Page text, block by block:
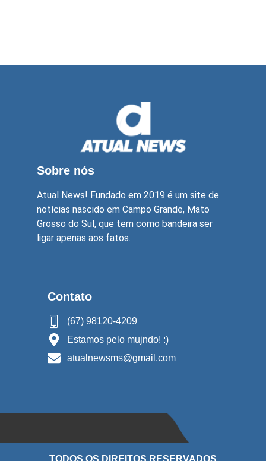
Sobre nós
Atual News! Fundado em 2019 é um site de
notícias nascido em Campo Grande, Mato
Grosso do Sul, que tem como bandeira ser
ligar apenas aos fatos.
Contato
(67) 98120-4209
Estamos pelo mujndo! :)
atualnewsms@gmail.com